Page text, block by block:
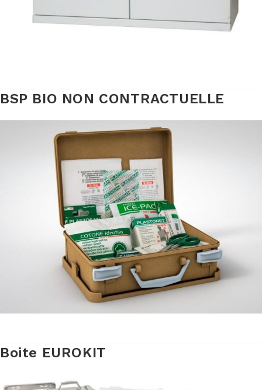
BSP BIO NON CONTRACTUELLE
Boite EUROKIT